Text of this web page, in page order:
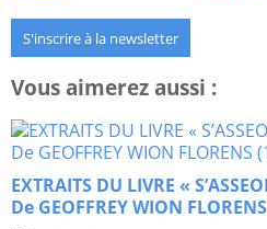
S'inscrire à la newsletter
Vous aimerez aussi :
EXTRAITS DU LIVRE «
De GEOFFREY WION